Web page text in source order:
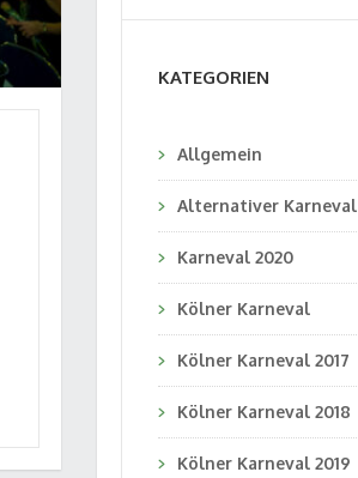
KATEGORIEN
Allgemein
Alternativer Karneval
Karneval 2020
Kölner Karneval
Kölner Karneval 2017
Kölner Karneval 2018
Kölner Karneval 2019